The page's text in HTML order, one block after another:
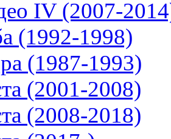
IV (2007-
(1992-1998)
(1987-1993)
(2001-2008)
(2008-2018)